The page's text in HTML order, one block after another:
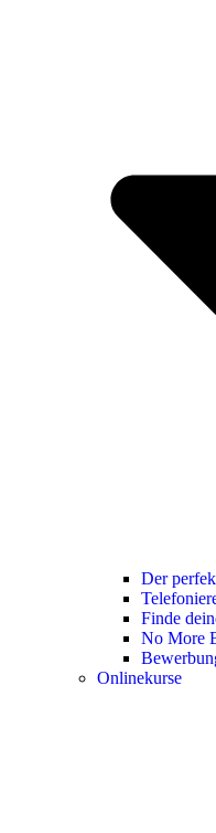
Der
Finde
No More
Onlinekurse